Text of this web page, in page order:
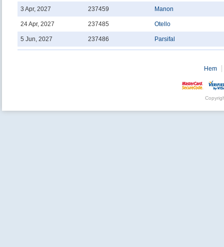
3 Apr, 2027 237459 Manon
24 Apr, 2027 237485 Otello
5 Jun, 2027 237486 Parsifal
Hem